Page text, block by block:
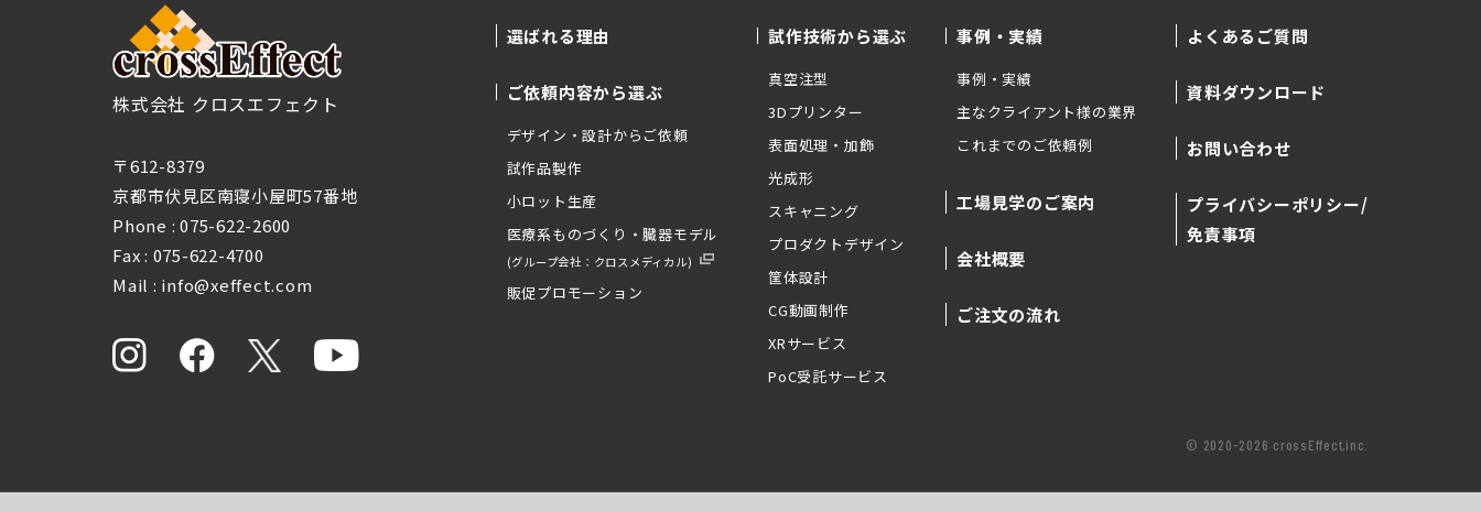
株式会社 クロスエフェクト
〒612-8379
京都市伏見区南寝小屋町57番地
Phone : 075-622-2600
Fax : 075-622-4700
Mail : info@xeffect.com
選ばれる理由
ご依頼内容から選ぶ
デザイン・設計からご依頼
試作品製作
小ロット生産
医療系ものづくり・臓器モデル
(グループ会社：クロスメディカル)
販促プロモーション
試作技術から選ぶ
真空注型
3Dプリンター
表面処理・加飾
光成形
スキャニング
プロダクトデザイン
筐体設計
CG動画制作
XRサービス
PoC受託サービス
事例・実績
事例・実績
主なクライアント様の業界
これまでのご依頼例
工場見学のご案内
会社概要
ご注文の流れ
よくあるご質問
資料ダウンロード
お問い合わせ
プライバシーポリシー/
免責事項
© 2020-2026 crossEffect,inc.